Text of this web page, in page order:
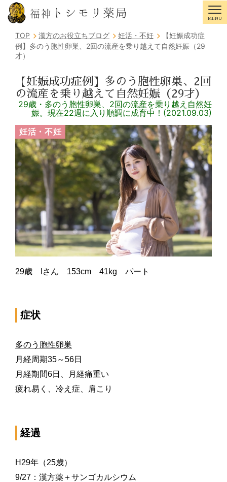
福神 トシモリ薬局 MENU
TOP
漢方のお役立ちブログ 妊活・不妊
【妊娠成功症
例】多のう胞性卵巣、2回の流産を乗り越えて自然妊娠（29
才）
【妊娠成功症例】多のう胞性卵巣、2回
の流産を乗り越えて自然妊娠（29才）
29歳・多のう胞性卵巣、2回の流産を乗り越え自然妊
娠。現在22週に入り順調に成育中！(2021.09.03)
妊活・不妊
29歳 さん 153cm 41kg パート
症状
多のう胞性卵巣
月経周期35～56日
月経期間6日、月経痛重い
疲れ易く、冷え症、肩こり
経過
H29年（25歳）
9/27 ：漢方薬＋サンゴカルシウム